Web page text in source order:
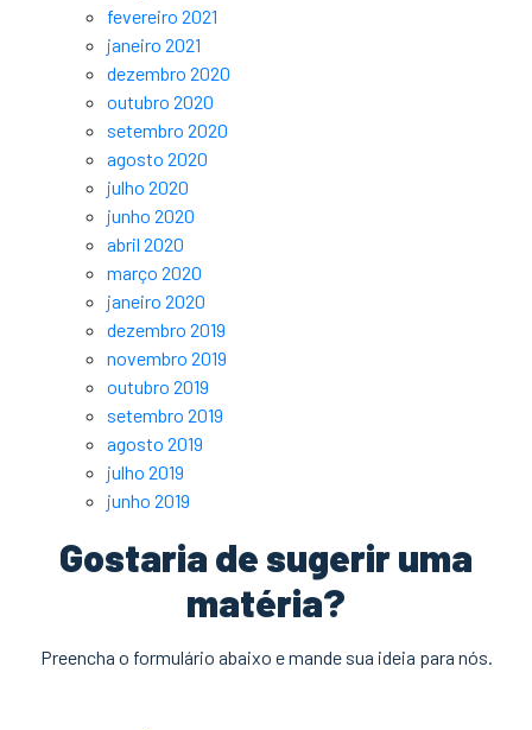
fevereiro 2021
janeiro 2021
dezembro 2020
outubro 2020
setembro 2020
agosto 2020
julho 2020
junho 2020
abril 2020
março 2020
janeiro 2020
dezembro 2019
novembro 2019
outubro 2019
setembro 2019
agosto 2019
julho 2019
junho 2019
Gostaria de sugerir uma
matéria?
Preencha o formulário abaixo e mande sua ideia para nós.